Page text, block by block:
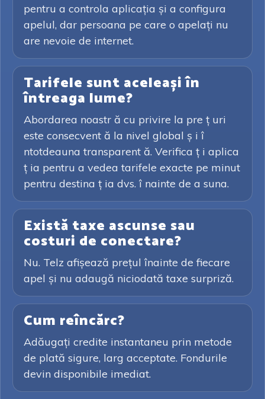
pentru a controla aplicația și a configura
apelul, dar persoana pe care o apelați nu
are nevoie de internet.
Tarifele sunt aceleași în
întreaga lume?
Abordarea noastr ă cu privire la pre ț uri
este consecvent ă la nivel global ș i î
ntotdeauna transparent ă. Verifica ț i aplica
ț ia pentru a vedea tarifele exacte pe minut
pentru destina ț ia dvs. î nainte de a suna.
Există taxe ascunse sau
costuri de conectare?
Nu. Telz afișează prețul înainte de fiecare
apel și nu adaugă niciodată taxe surpriză.
Cum reîncărc?
Adăugați credite instantaneu prin metode
de plată sigure, larg acceptate. Fondurile
devin disponibile imediat.